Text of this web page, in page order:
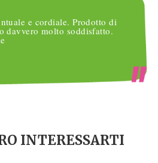
e cordiale. Prodotto di
davvero molto soddisfatto.
INTERESSARTI